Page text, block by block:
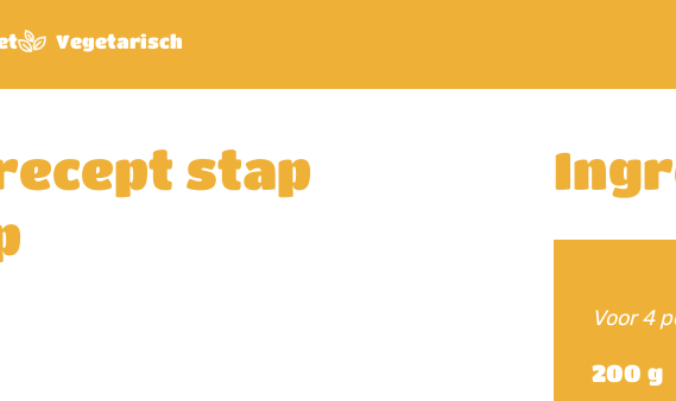
Vegetarisch
stap
Voor 4
200 g